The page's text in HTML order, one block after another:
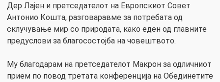
Дер Лајен и претседателот на Европскиот Совет
Антонио Кошта, разговаравме за потребата од
склучување мир со природата, како еден од главните
предуслови за благосостојба на човештвото.
Му благодарам на претседателот Макрон за одличниот
прием по повод третата конференција на Обединетите